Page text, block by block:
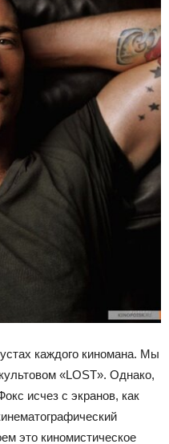
каждого киномана. Мы
«LOST». Однако,
исчез с экранов, как
это киномистическое